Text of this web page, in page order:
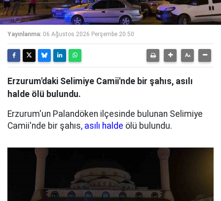
Yayınlanma: 06 Ağustos 2026 Perşembe 20:50
Erzurum'daki Selimiye Camii'nde bir şahıs, asılı
halde ölü bulundu.
Erzurum'un Palandöken ilçesinde bulunan Selimiye
Camii'nde bir şahıs, asılı halde ölü bulundu.